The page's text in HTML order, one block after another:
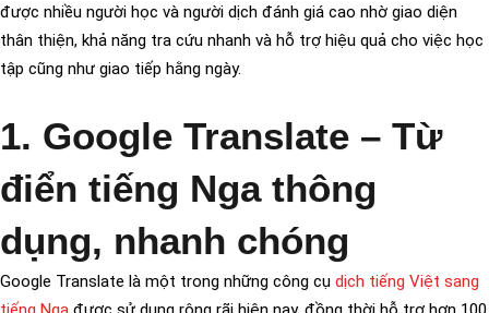
được nhiều người học và người dịch đánh giá cao nhờ giao diện
thân thiện, khả năng tra cứu nhanh và hỗ trợ hiệu quả cho việc học
tập cũng như giao tiếp hằng ngày.
1. Google Translate – Từ
điển tiếng Nga thông
dụng, nhanh chóng
Google Translate là một trong những công cụ dịch tiếng Việt sang